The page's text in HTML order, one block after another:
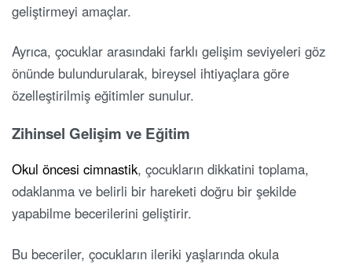
geliştirmeyi amaçlar.
Ayrıca, çocuklar arasındaki farklı gelişim seviyeleri göz
önünde bulundurularak, bireysel ihtiyaçlara göre
özelleştirilmiş eğitimler sunulur.
Zihinsel Gelişim ve Eğitim
Okul öncesi cimnastik, çocukların dikkatini toplama,
odaklanma ve belirli bir hareketi doğru bir şekilde
yapabilme becerilerini geliştirir.
Bu beceriler, çocukların ileriki yaşlarında okula